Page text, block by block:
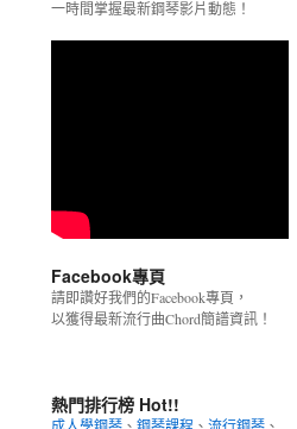
一時間掌握最新鋼琴影片動態！
Facebook專頁
請即讚好我們的Facebook專頁，
以獲得最新流行曲Chord簡譜資訊！
熱門排行榜 Hot!!